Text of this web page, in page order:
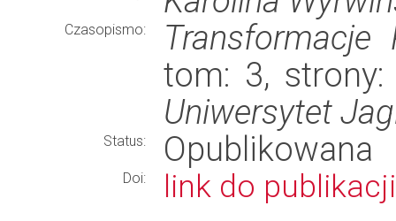
Czasopismo:
Transformacje
tom: 3, strony:
Uniwersytet
Status: Opublikowana
Doi: link do publikacji